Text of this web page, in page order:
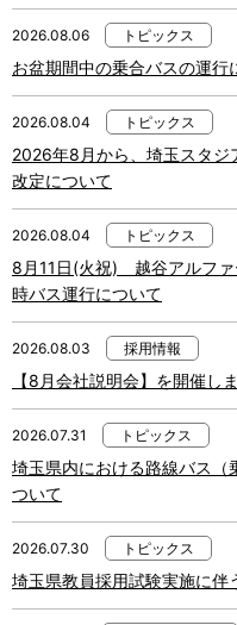
2026.08.06 トピックス
お盆期間中の乗合バスの運行
2026.08.04 トピックス
2026年8月から、埼玉スタジ
改定について
2026.08.04 トピックス
8月11日(火祝) 越谷アルファ
時バス運行について
2026.08.03 採用情報
【8月会社説明会】を開催し
2026.07.31 トピックス
埼玉県内における路線バス（
ついて
2026.07.30 トピックス
埼玉県教員採用試験実施に伴